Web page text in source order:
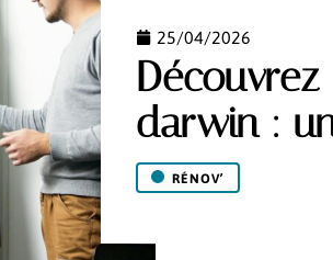
25/04/2026
darwin :
RÉNOV’